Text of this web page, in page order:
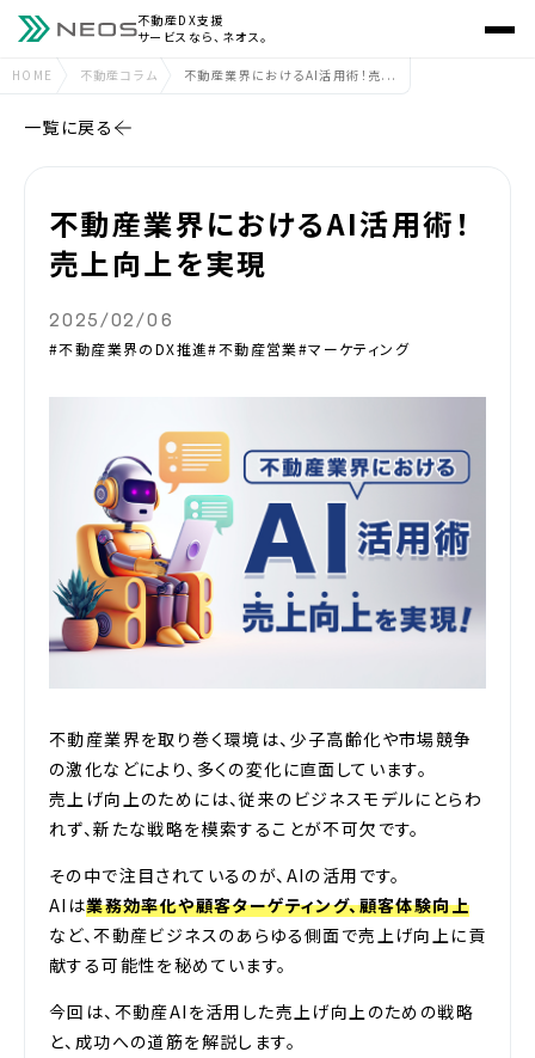
不動産DX支援
サービスなら、ネオス。
HOME 不動産コラム 不動産業界におけるAI活用術！売...
一覧に戻る
不動産業界におけるAI活用術！
売上向上を実現
2025/02/06
#不動産業界のDX推進#不動産営業#マーケティング
不動産業界を取り巻く環境は、少子高齢化や市場競争
の激化などにより、多くの変化に直面しています。
売上げ向上のためには、従来のビジネスモデルにとらわ
れず、新たな戦略を模索することが不可欠です。
その中で注目されているのが、AIの活用です。
AIは業務効率化や顧客ターゲティング、顧客体験向上
など、不動産ビジネスのあらゆる側面で売上げ向上に貢
献する可能性を秘めています。
今回は、不動産AIを活用した売上げ向上のための戦略
と、成功への道筋を解説します。